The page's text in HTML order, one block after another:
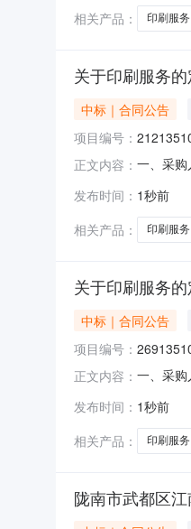
相关产品：
印刷服务
关于印刷服务
中标｜合同公告
项目编号：
正文内容： 一、采
页
发布时间： 1秒前
相关产品：
印刷服务
关于印刷服务
中标｜合同公告
项目编号：
正文内容： 一、采
(元)1印
发布时间： 1秒前
相关产品：
印刷服务
陇南市武都区